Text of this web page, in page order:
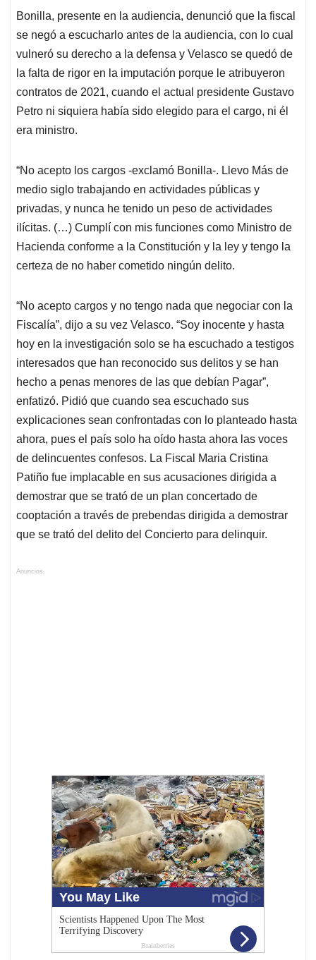
Bonilla, presente en la audiencia, denunció que la fiscal
se negó a escucharlo antes de la audiencia, con lo cual
vulneró su derecho a la defensa y Velasco se quedó de
la falta de rigor en la imputación porque le atribuyeron
contratos de 2021, cuando el actual presidente Gustavo
Petro ni siquiera había sido elegido para el cargo, ni él
era ministro.
“No acepto los cargos -exclamó Bonilla-. Llevo Más de
medio siglo trabajando en actividades públicas y
privadas, y nunca he tenido un peso de actividades
ilícitas. (…) Cumplí con mis funciones como Ministro de
Hacienda conforme a la Constitución y la ley y tengo la
certeza de no haber cometido ningún delito.
“No acepto cargos y no tengo nada que negociar con la
Fiscalía”, dijo a su vez Velasco. “Soy inocente y hasta
hoy en la investigación solo se ha escuchado a testigos
interesados que han reconocido sus delitos y se han
hecho a penas menores de las que debían Pagar”,
enfatizó. Pidió que cuando sea escuchado sus
explicaciones sean confrontadas con lo planteado hasta
ahora, pues el país solo ha oído hasta ahora las voces
de delincuentes confesos. La Fiscal Maria Cristina
Patiño fue implacable en sus acusaciones dirigida a
demostrar que se trató de un plan concertado de
cooptación a través de prebendas dirigida a demostrar
que se trató del delito del Concierto para delinquir.
Anuncios.